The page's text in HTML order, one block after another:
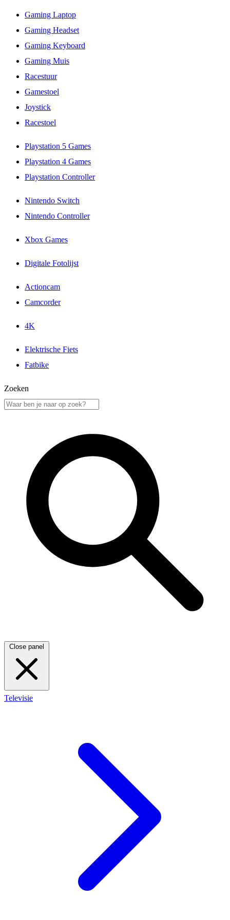
Gaming Laptop
Gaming Headset
Gaming Keyboard
Gaming Muis
Racestuur
Gamestoel
Joystick
Racestoel
Playstation 5 Games
Playstation 4 Games
Playstation Controller
Nintendo Switch
Nintendo Controller
Xbox Games
Digitale Fotolijst
Actioncam
Camcorder
4K
Elektrische Fiets
Fatbike
Zoeken
Close panel
Televisie